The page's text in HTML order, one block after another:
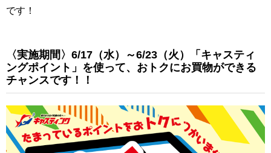
です！
〈実施期間〉6/17（水）～6/23（火）「キャスティ
ングポイント」を使って、おトクにお買物ができる
チャンスです！！